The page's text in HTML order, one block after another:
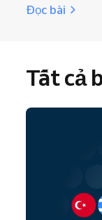
Đọc bài
Tất cả